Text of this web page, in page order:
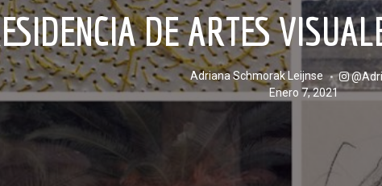
RESIDENCIA DE ARTES
Adriana Schmorak Leijnse
enero 7, 2021